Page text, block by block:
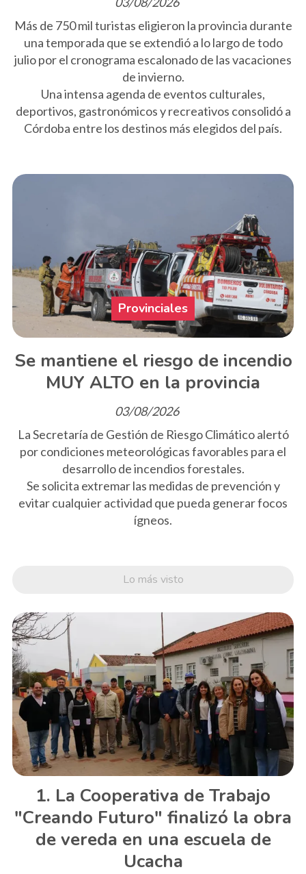
Más de 750 mil turistas eligieron la provincia durante
una temporada que se extendió a lo largo de todo
julio por el cronograma escalonado de las vacaciones
de invierno.
Una intensa agenda de eventos culturales,
deportivos, gastronómicos y recreativos consolidó a
Córdoba entre los destinos más elegidos del país.
Se mantiene el riesgo de incendio
MUY ALTO en la provincia
Provinciales
03/08/2026
La Secretaría de Gestión de Riesgo Climático alertó
por condiciones meteorológicas favorables para el
desarrollo de incendios forestales.
Se solicita extremar las medidas de prevención y
evitar cualquier actividad que pueda generar focos
ígneos.
Lo más visto
La Cooperativa de Trabajo
"Creando Futuro" finalizó la obra
de vereda en una escuela de
Ucacha